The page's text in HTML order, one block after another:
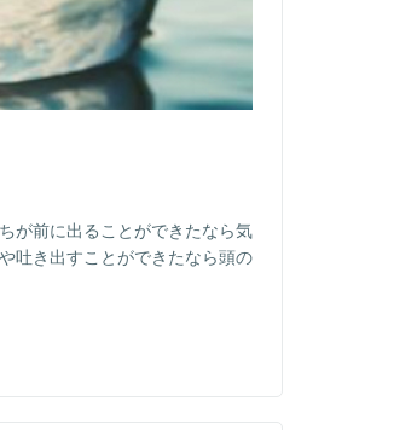
が前に出ることができたなら気
吐き出すことができたなら頭の